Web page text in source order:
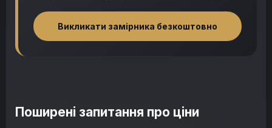
Викликати замірника безкоштовно
Поширені запитання про ціни